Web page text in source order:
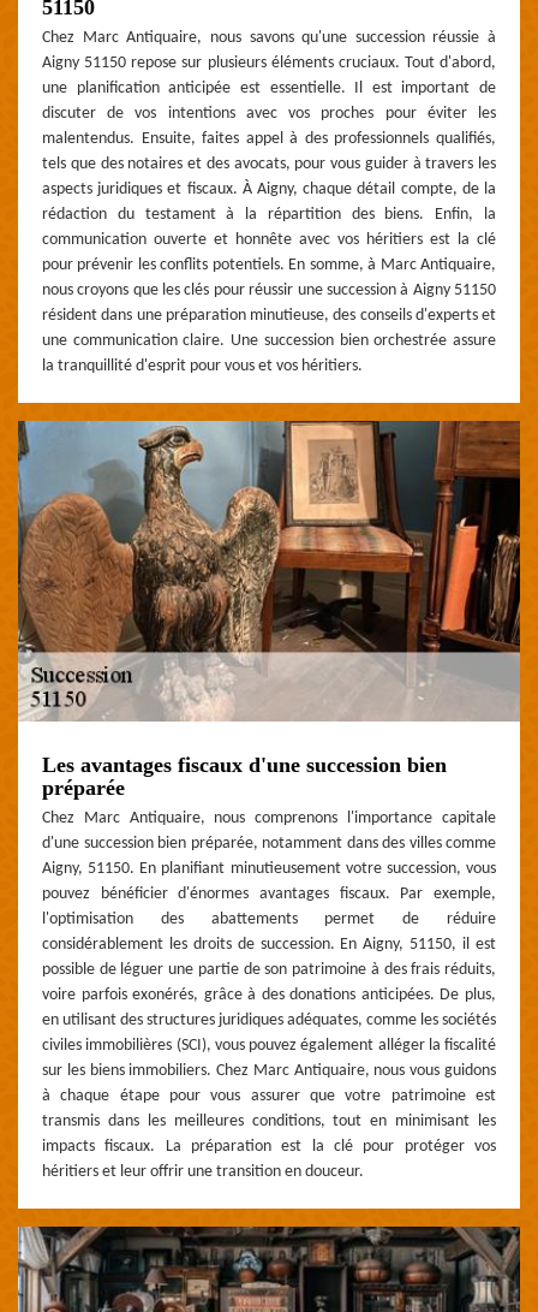
51150
Chez Marc Antiquaire, nous savons qu'une succession réussie à
Aigny 51150 repose sur plusieurs éléments cruciaux. Tout d'abord,
une planification anticipée est essentielle. Il est important de
discuter de vos intentions avec vos proches pour éviter les
malentendus. Ensuite, faites appel à des professionnels qualifiés,
tels que des notaires et des avocats, pour vous guider à travers les
aspects juridiques et fiscaux. À Aigny, chaque détail compte, de la
rédaction du testament à la répartition des biens. Enfin, la
communication ouverte et honnête avec vos héritiers est la clé
pour prévenir les conflits potentiels. En somme, à Marc Antiquaire,
nous croyons que les clés pour réussir une succession à Aigny 51150
résident dans une préparation minutieuse, des conseils d'experts et
une communication claire. Une succession bien orchestrée assure
la tranquillité d'esprit pour vous et vos héritiers.
Les avantages fiscaux d'une succession bien
préparée
Chez Marc Antiquaire, nous comprenons l'importance capitale
d'une succession bien préparée, notamment dans des villes comme
Aigny, 51150. En planifiant minutieusement votre succession, vous
pouvez bénéficier d'énormes avantages fiscaux. Par exemple,
l'optimisation des abattements permet de réduire
considérablement les droits de succession. En Aigny, 51150, il est
possible de léguer une partie de son patrimoine à des frais réduits,
voire parfois exonérés, grâce à des donations anticipées. De plus,
en utilisant des structures juridiques adéquates, comme les sociétés
civiles immobilières (SCI), vous pouvez également alléger la fiscalité
sur les biens immobiliers. Chez Marc Antiquaire, nous vous guidons
à chaque étape pour vous assurer que votre patrimoine est
transmis dans les meilleures conditions, tout en minimisant les
impacts fiscaux. La préparation est la clé pour protéger vos
héritiers et leur offrir une transition en douceur.